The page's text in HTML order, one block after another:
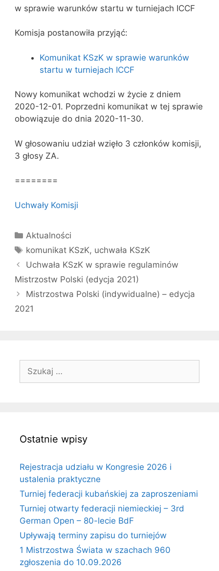
w sprawie warunków startu w turniejach ICCF
Komisja postanowiła przyjąć:
Komunikat KSzK w sprawie warunków
startu w turniejach ICCF
Nowy komunikat wchodzi w życie z dniem
2020-12-01. Poprzedni komunikat w tej sprawie
obowiązuje do dnia 2020-11-30.
W głosowaniu udział wzięło 3 członków komisji,
3 głosy ZA.
========
Uchwały Komisji
Kategorie
Aktualności
Tagi
komunikat KSzK, uchwała KSzK
Uchwała KSzK w sprawie regulaminów
Mistrzostw Polski (edycja 2021)
Mistrzostwa Polski (indywidualne) – edycja
2021
Ostatnie wpisy
Rejestracja udziału w Kongresie 2026 i
ustalenia praktyczne
Turniej federacji kubańskiej za zaproszeniami
Turniej otwarty federacji niemieckiej – 3rd
German Open – 80-lecie BdF
Upływają terminy zapisu do turniejów
1 Mistrzostwa Świata w szachach 960
zgłoszenia do 10.09.2026